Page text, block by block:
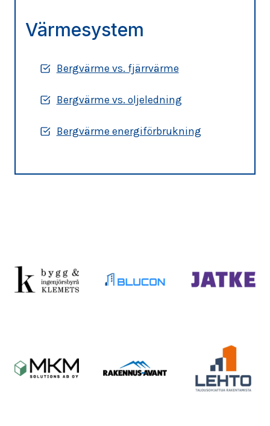
Värmesystem
Bergvärme vs. fjärrvärme
Bergvärme vs. oljeledning
Bergvärme energiförbrukning